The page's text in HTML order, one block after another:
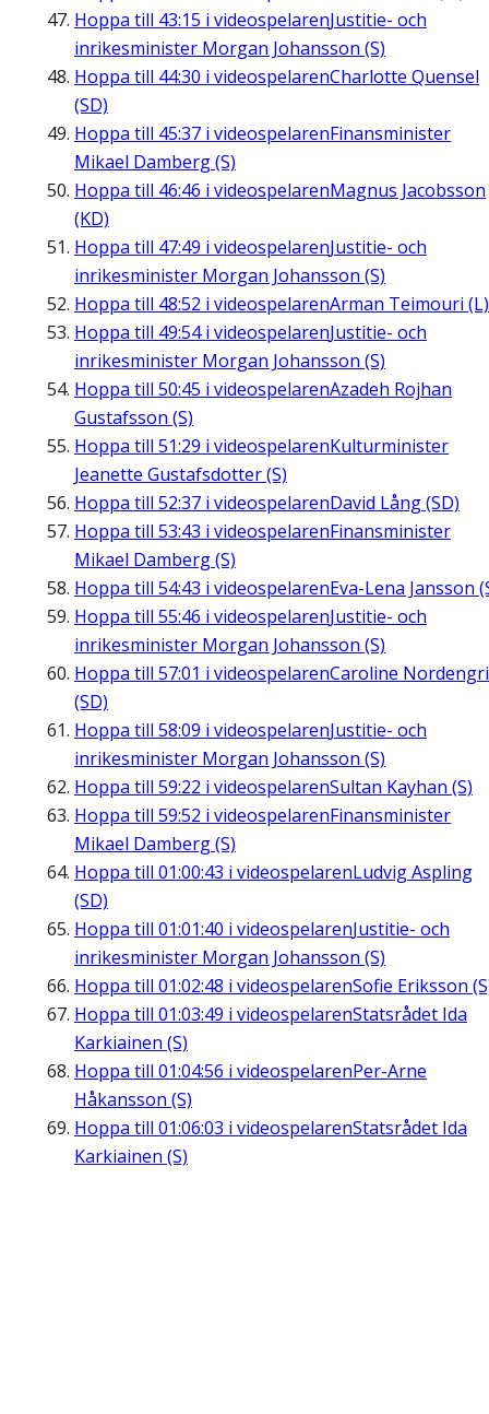
Hoppa till 43:15 i videospelarenJustitie- och
inrikesminister Morgan Johansson (S)
Hoppa till 44:30 i videospelarenCharlotte Quensel
(SD)
Hoppa till 45:37 i videospelarenFinansminister
Mikael Damberg (S)
Hoppa till 46:46 i videospelarenMagnus Jacobsson
(KD)
Hoppa till 47:49 i videospelarenJustitie- och
inrikesminister Morgan Johansson (S)
Hoppa till 48:52 i videospelarenArman Teimouri (L)
Hoppa till 49:54i videospelarenJustitie- och
inrikesminister Morgan Johansson (S)
Hoppa till 50:45 i videospelarenAzadeh Rojhan
Gustafsson (S)
Hoppa till 51:29 i videospelarenKulturminister
Jeanette Gustafsdotter (S)
Hoppa till 52:37 i videospelarenDavid Lång (SD)
Hoppa till 53:43 i videospelarenFinansminister
Mikael Damberg (S)
Hoppa till 54:43 i videospelarenEva-Lena Jansson
Hoppa till 55:46 i videospelarenJustitie- och
inrikesminister Morgan Johansson (S)
Hoppa till 57:01 i videospelarenCaroline
(SD)
Hoppa till 58:09 i videospelarenJustitie- och
inrikesminister Morgan Johansson (S)
Hoppa till 59:22 i videospelarenSultan Kayhan (S)
Hoppa till 59:52 i videospelarenFinansminister
Mikael Damberg (S)
Hoppa till 01:00:43 i videospelarenLudvig Aspling
(SD)
Hoppa till 01:01:40 i videospelarenJustitie- och
inrikesminister Morgan Johansson (S)
Hoppa till 01:02:48 i videospelarenSofie Eriksson
Hoppa till 01:03:49 i videospelarenStatsrådet Ida
Karkiainen (S)
Hoppa till 01:04:56 i videospelarenPer-Arne
Håkansson (S)
Hoppa till 01:06:03 i videospelarenStatsrådet Ida
Karkiainen (S)